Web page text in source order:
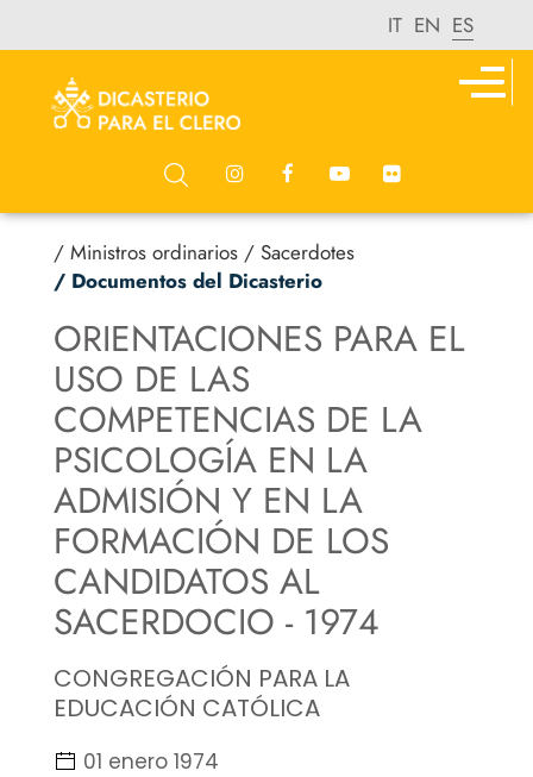
IT EN ES
/ Ministros ordinarios / Sacerdotes
/ Documentos del Dicasterio
ORIENTACIONES PARA EL
USO DE LAS
COMPETENCIAS DE LA
PSICOLOGÍA EN LA
ADMISIÓN Y EN LA
FORMACIÓN DE LOS
CANDIDATOS AL
SACERDOCIO - 1974
CONGREGACIÓN PARA LA
EDUCACIÓN CATÓLICA
01 enero 1974